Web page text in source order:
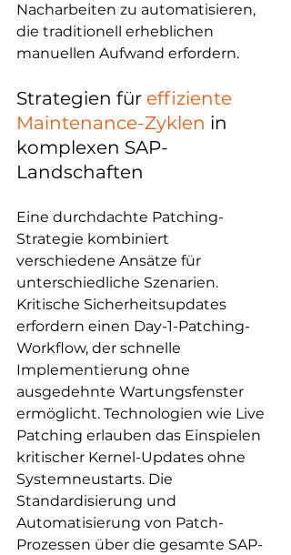
Nacharbeiten zu automatisieren,
die traditionell erheblichen
manuellen Aufwand erfordern.
Strategien für effiziente
Maintenance-Zyklen in
komplexen SAP-
Landschaften
Eine durchdachte Patching-
Strategie kombiniert
verschiedene Ansätze für
unterschiedliche Szenarien.
Kritische Sicherheitsupdates
erfordern einen Day-1-Patching-
Workflow, der schnelle
Implementierung ohne
ausgedehnte Wartungsfenster
ermöglicht. Technologien wie Live
Patching erlauben das Einspielen
kritischer Kernel-Updates ohne
Systemneustarts. Die
Standardisierung und
Automatisierung von Patch-
Prozessen über die gesamte SAP-